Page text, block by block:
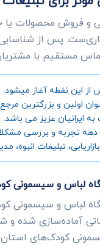
و فروش محصولات
پس از شناسایی
مستقیم با
از این نقطه آغاز میشود.
ایرانیان عزیز می باشد.
تجربه و بررسی مشکلات
تبلیغات
لباس و سیسمونی
لباس و سیسمونی
آماده‌سازی شده و
کودک‌های